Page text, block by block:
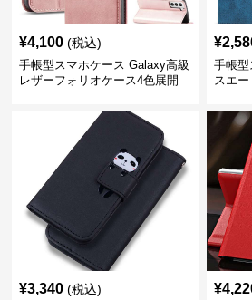
¥4,100 (税込)
手帳型スマホケース Galaxy高級
レザーフォリオケース4色展開
¥
手帳型
スエ
¥3,340 (税込) ¥